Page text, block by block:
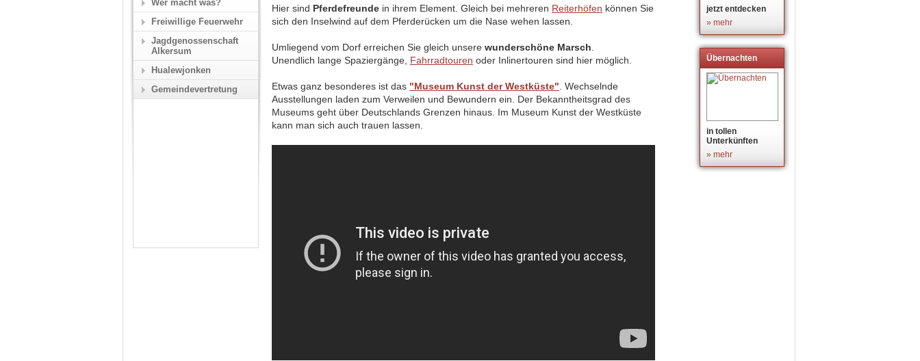
Hier sind Pferdefreunde in ihrem Element. Gleich bei mehreren Reiterhöfen können Sie
sich den Inselwind auf dem Pferderücken um die Nase wehen lassen.
Umliegend vom Dorf erreichen Sie gleich unsere wunderschöne Marsch
Unendlich lange Spaziergänge, Fahrradtouren oder Inlinertouren sind hier möglich.
Etwas ganz besonderes ist das "Museum Kunst der Westküste" . Wechselnde
Ausstellungen laden zum Verweilen und Bewundern ein. Der Bekanntheitsgrad des
Museums geht über Deutschlands Grenzen hinaus. Im Museum Kunst der Westküste
kann man sich auch trauen lassen.
jetzt entdecken
» mehr
Übernachten
in tollen
Unterkünften
» mehr
Wer macht was?
Freiwillige Feuerwehr
Jagdgenossenschaft
Alkersum
Hualewjonken
Gemeindevertretung